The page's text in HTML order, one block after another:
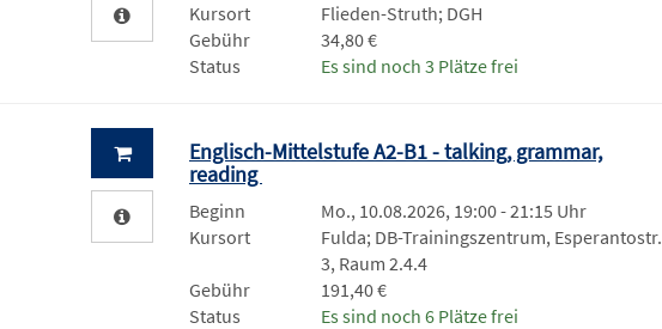
Kursort
Flieden-Struth; DGH
Gebühr
34,80 €
Status
Es sind noch 3 Plätze frei
Englisch-Mittelstufe A2-B1 - talking, grammar,
reading
Beginn
Mo., 10.08.2026, 19:00 - 21:15 Uhr
Kursort
Fulda; DB-Trainingszentrum, Esperantostr.
3, Raum 2.4.4
Gebühr
191,40 €
Status
Es sind noch 6 Plätze frei